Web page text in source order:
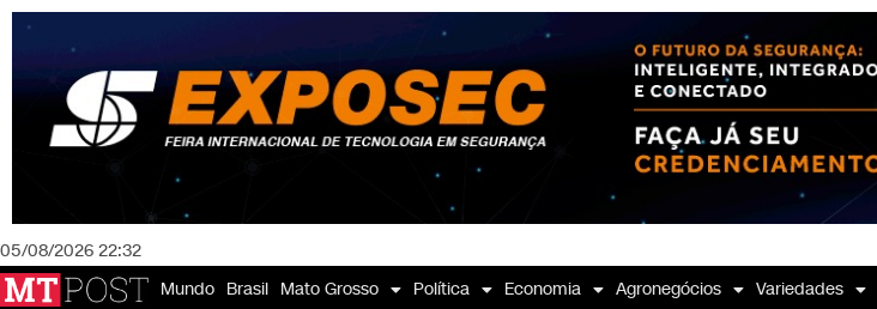
05/08/2026 22:32
Mundo Brasil Mato Grosso Política Economia Agronegócios Variedades